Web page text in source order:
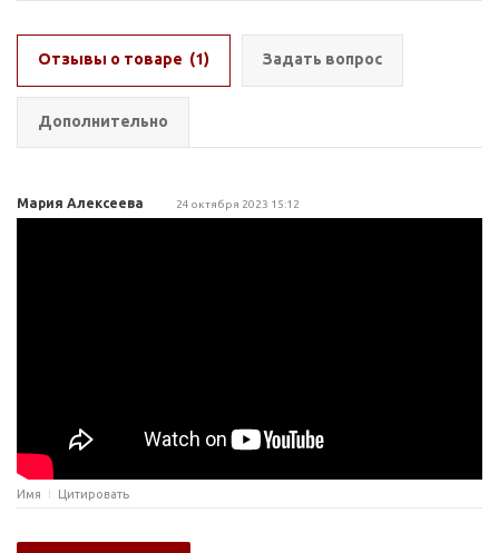
Отзывы о товаре (1) Задать вопрос
Дополнительно
Мария Алексеева 24 октября 2023 15:12
Имя Цитировать